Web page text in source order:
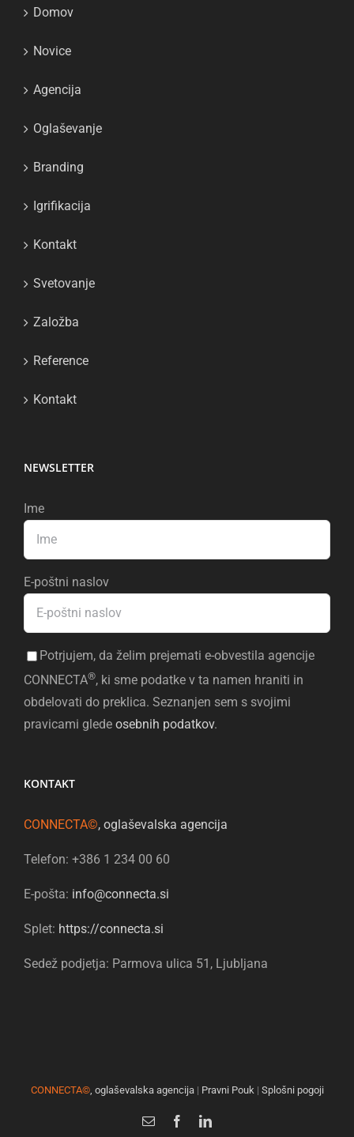
Domov
Novice
Agencija
Oglaševanje
Branding
Igrifikacija
Kontakt
Svetovanje
Založba
Reference
Kontakt
NEWSLETTER
Ime
E-poštni naslov
Potrjujem, da želim prejemati e-obvestila agencije
CONNECTA®, ki sme podatke v ta namen hraniti in
obdelovati do preklica. Seznanjen sem s svojimi
pravicami glede osebnih podatkov.
KONTAKT
CONNECTA©, oglaševalska agencija
Telefon: +386 1 234 00 60
E-pošta: info@connecta.si
Splet: https://connecta.si
Sedež podjetja: Parmova ulica 51, Ljubljana
CONNECTA©, oglaševalska agencija| Pravni Pouk| Splošni pogoji
Email FacebookLinkedIn